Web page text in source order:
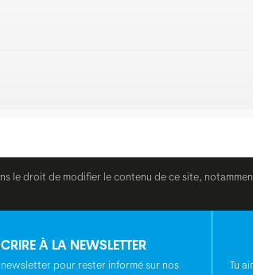
le droit de modifier le contenu de ce site,
À LA NEWSLETTER
pour rester informé sur nos
Tu